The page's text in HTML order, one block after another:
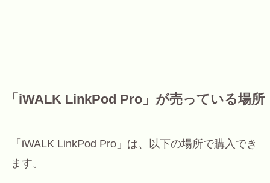
「iWALK LinkPod Pro」が売っている場所
「iWALK LinkPod Pro」は、以下の場所で購入でき
ます。